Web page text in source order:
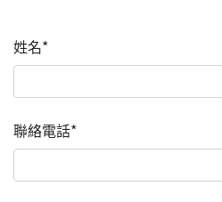
姓名*
聯絡電話*